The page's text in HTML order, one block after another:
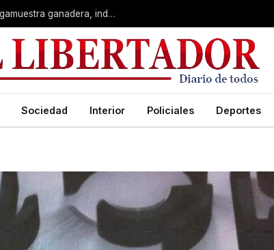
Corrientes: La Rural celebra 90 años con una megamuestra ganadera, industrial y artística
Sociedad Interior Policiales Deportes